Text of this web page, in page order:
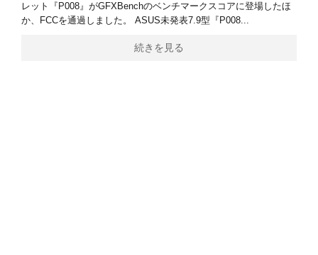
レット『P008』がGFXBenchのベンチマークスコアに登場したほ
か、FCCを通過しました。 ASUS未発表7.9型『P008...
続きを見る